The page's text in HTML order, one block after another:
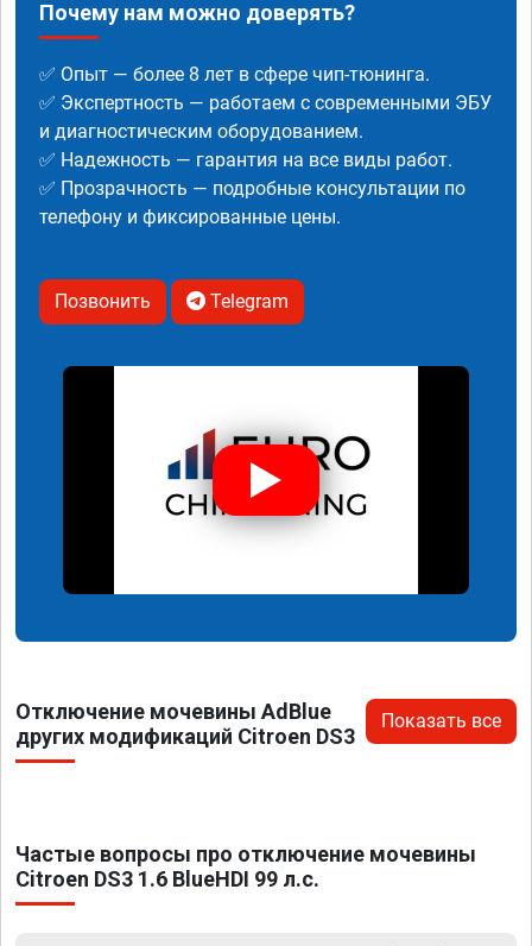
Почему нам можно доверять?
✅ Опыт — более 8 лет в сфере чип-тюнинга.
✅ Экспертность — работаем с современными ЭБУ
и диагностическим оборудованием.
✅ Надежность — гарантия на все виды работ.
✅ Прозрачность — подробные консультации по
телефону и фиксированные цены.
Позвонить Telegram
Отключение мочевины AdBlue
других модификаций Citroen DS3
Показать все
Частые вопросы про отключение мочевины
Citroen DS3 1.6 BlueHDI 99 л.с.